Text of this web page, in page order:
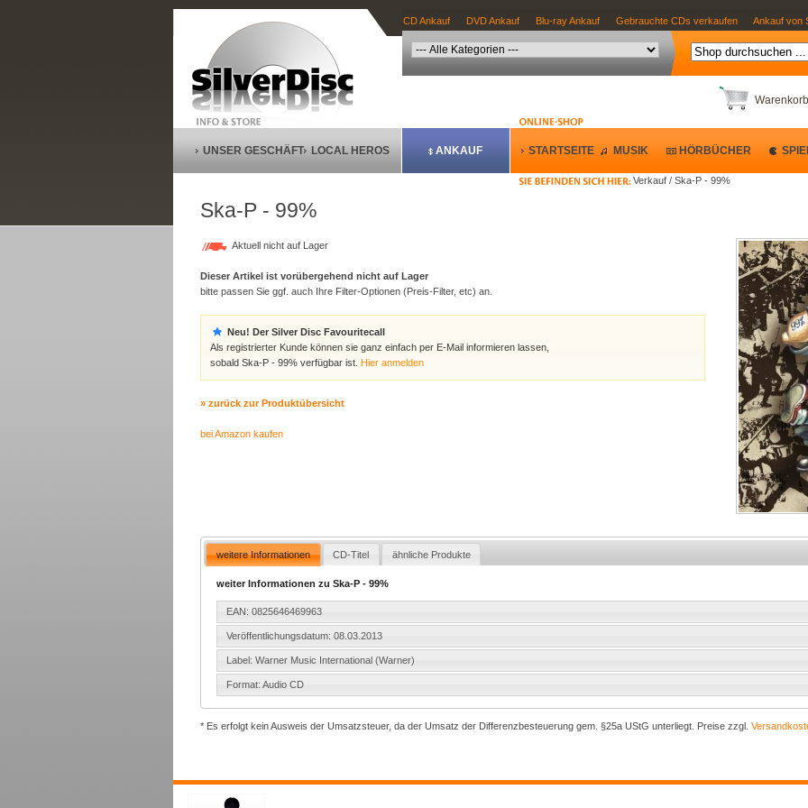
CD Ankauf DVD Ankauf Blu-ray Ankauf Gebrauchte CDs verkaufen Ankauf von
Warenkorb
Verkauf / Ska-P - 99%
UNSER GESCHÄFT LOCAL HEROS ANKAUF STARTSEITE MUSIK HÖRBÜCHER
Ska-P - 99%
Aktuell nicht auf Lager
Dieser Artikel ist vorübergehend nicht auf Lager
bitte passen Sie ggf. auch Ihre Filter-Optionen (Preis-Filter, etc) an.
Neu! Der Silver Disc Favouritecall
Als registrierter Kunde können sie ganz einfach per E-Mail informieren lassen,
sobald Ska-P - 99% verfügbar ist. Hier anmelden
» zurück zur Produktübersicht
bei Amazon kaufen
weitere Informationen CD-Titel ähnliche Produkte
weiter Informationen zu Ska-P - 99%
EAN: 0825646469963
Veröffentlichungsdatum: 08.03.2013
Label: Warner Music International (Warner)
Format: Audio CD
* Es erfolgt kein Ausweis der Umsatzsteuer, da der Umsatz der Differenzbesteuerung gem. §25a UStG unterliegt. Preise zzgl.